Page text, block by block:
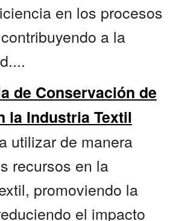
en los procesos
a la
de Conservación de
la Industria Textil
utilizar de manera
recursos en la
promoviendo la
el impacto